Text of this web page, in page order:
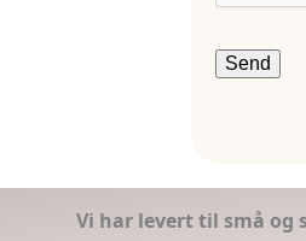
Vi har levert til små og